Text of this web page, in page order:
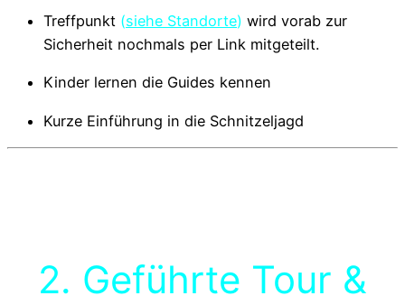
Treffpunkt (siehe Standorte) wird vorab zur
Sicherheit nochmals per Link mitgeteilt.
Kinder lernen die Guides kennen
Kurze Einführung in die Schnitzeljagd
2. Geführte Tour &